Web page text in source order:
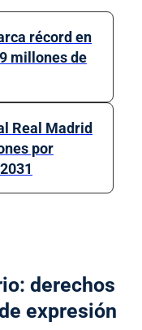
récord en
millones de
Real Madrid
por
derechos
expresión